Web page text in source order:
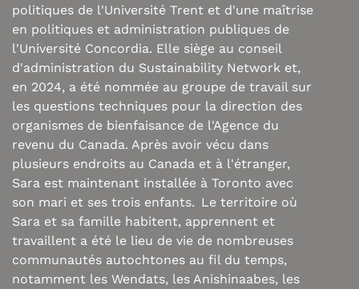
politiques de l'Université Trent et d'une maîtrise
en politiques et administration publiques de
l'Université Concordia. Elle siège au conseil
d'administration du Sustainability Network et,
en 2024, a été nommée au groupe de travail sur
les questions techniques pour la direction des
organismes de bienfaisance de l'Agence du
revenu du Canada. Après avoir vécu dans
plusieurs endroits au Canada et à l'étranger,
Sara est maintenant installée à Toronto avec
son mari et ses trois enfants. Le territoire où
Sara et sa famille habitent, apprennent et
travaillent a été le lieu de vie de nombreuses
communautés autochtones au fil du temps,
notamment les Wendats, les Anishinaabes, les